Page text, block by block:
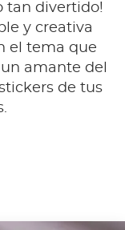
tan divertido!
y creativa
el tema que
amante del
de tus